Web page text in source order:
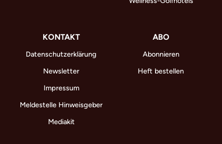
KONTAKT
Datenschutzerklärung
Newsletter
Impressum
Meldestelle Hinweisgeber
Mediakit
ABO
Abonnieren
Heft bestellen